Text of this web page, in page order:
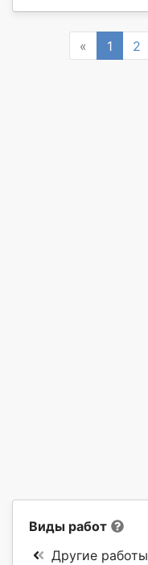
« Previous
1 2
Виды работ
Другие работы